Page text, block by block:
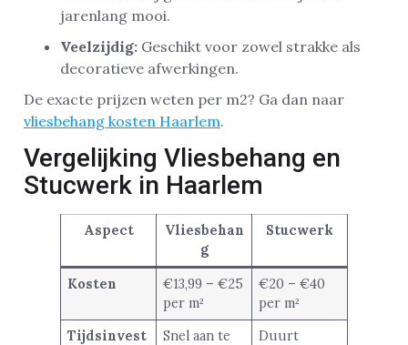
jarenlang mooi.
Veelzijdig: Geschikt voor zowel strakke als
decoratieve afwerkingen.
De exacte prijzen weten per m2? Ga dan naar
vliesbehang kosten Haarlem.
Vergelijking Vliesbehang en
Stucwerk in Haarlem
Aspect
Vliesbehan
g
Stucwerk
Kosten
€13,99 – €25
per m²
€20 – €40
per m²
Tijdsinvest
Snel aan te
Duurt